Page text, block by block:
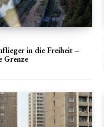
in die Freiheit –
Grenze